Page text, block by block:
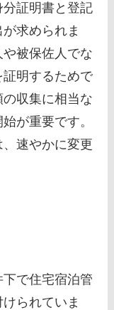
証明書と登記
求められま
被保佐人でな
明するためで
収集に相当な
が重要です。
速やかに変更
で住宅宿泊管
られていま